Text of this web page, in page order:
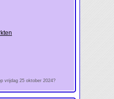
vrijdag 25 oktober 2024?